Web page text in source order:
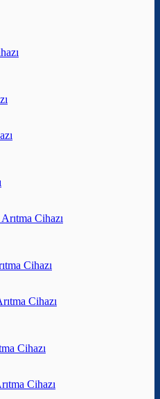
Cihazı
Cihazı